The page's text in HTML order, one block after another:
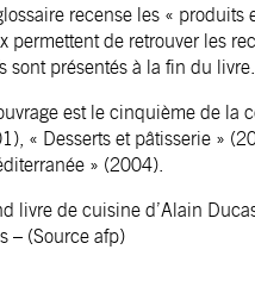
recense les « produits
permettent de retrouver les
sont présentés à la fin du livre.
est le cinquième de la
« Desserts et pâtisserie »
» (2004).
livre de cuisine d’Alain
– (Source afp)